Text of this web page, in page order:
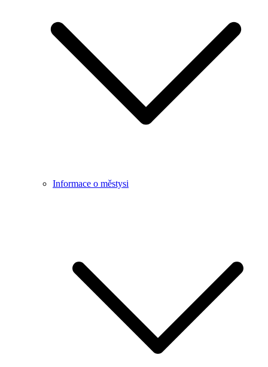
Informace o městysi